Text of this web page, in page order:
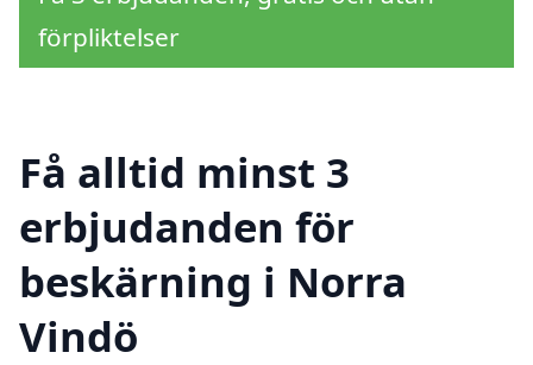
förpliktelser
Få alltid minst 3
erbjudanden för
beskärning i Norra
Vindö